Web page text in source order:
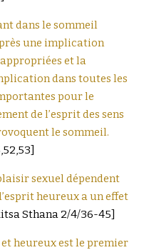
dans le sommeil
une implication
et la
dans toutes les
pour le
de l’esprit des sens
le sommeil.
sexuel dépendent
heureux a un effet
Sthana 2/4/36-45]
heureux est le premier